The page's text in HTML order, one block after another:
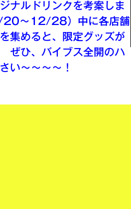
ナルドリンクを考案しま
20〜12/28）中に各店舗
集めると、限定グッズが
ぜひ、バイブス全開のハ
い〜〜〜〜！